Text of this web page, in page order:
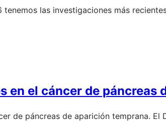
las investigaciones más
en el cáncer de páncreas
de páncreas de aparición temprana.